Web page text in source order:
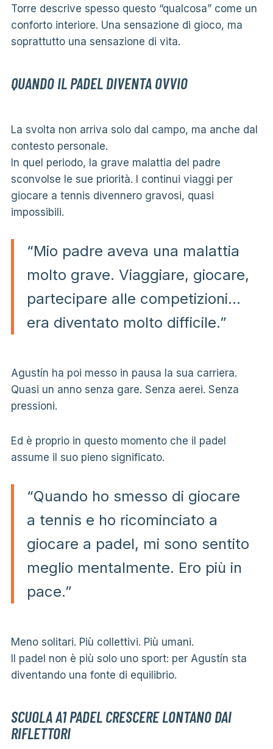
Torre descrive spesso questo “qualcosa” come un
conforto interiore. Una sensazione di gioco, ma
soprattutto una sensazione di vita.
QUANDO IL PADEL DIVENTA OVVIO
La svolta non arriva solo dal campo, ma anche dal
contesto personale.
In quel periodo, la grave malattia del padre
sconvolse le sue priorità. I ​​continui viaggi per
giocare a tennis divennero gravosi, quasi
impossibili.
“Mio padre aveva una malattia
molto grave. Viaggiare, giocare,
partecipare alle competizioni…
era diventato molto difficile.”
Agustín ha poi messo in pausa la sua carriera.
Quasi un anno senza gare. Senza aerei. Senza
pressioni.
Ed è proprio in questo momento che il padel
assume il suo pieno significato.
“Quando ho smesso di giocare
a tennis e ho ricominciato a
giocare a padel, mi sono sentito
meglio mentalmente. Ero più in
pace.”
Meno solitari. Più collettivi. Più umani.
Il padel non è più solo uno sport: per Agustín sta
diventando una fonte di equilibrio.
SCUOLA A1 PADEL CRESCERE LONTANO DAI
RIFLETTORI